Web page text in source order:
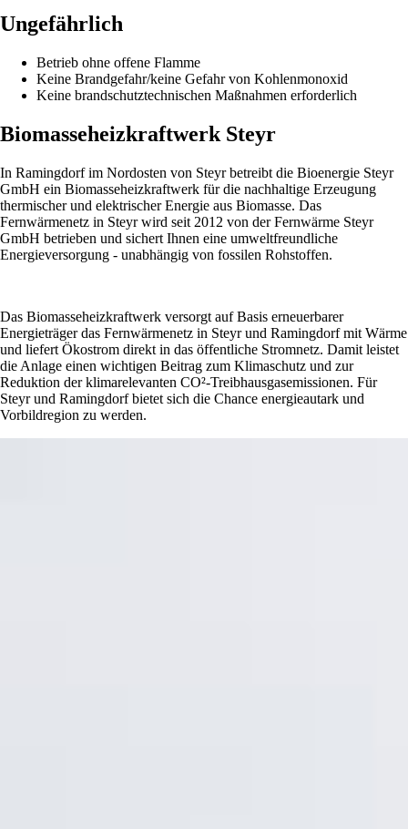
Ungefährlich
Betrieb ohne offene Flamme
Keine Brandgefahr/keine Gefahr von Kohlenmonoxid
Keine brandschutztechnischen Maßnahmen erforderlich
Biomasseheizkraftwerk Steyr
In Ramingdorf im Nordosten von Steyr betreibt die Bioenergie Steyr
GmbH ein Biomasseheizkraftwerk für die nachhaltige Erzeugung
thermischer und elektrischer Energie aus Biomasse. Das
Fernwärmenetz in Steyr wird seit 2012 von der Fernwärme Steyr
GmbH betrieben und sichert Ihnen eine umweltfreundliche
Energieversorgung - unabhängig von fossilen Rohstoffen.
Das Biomasseheizkraftwerk versorgt auf Basis erneuerbarer
Energieträger das Fernwärmenetz in Steyr und Ramingdorf mit Wärme
und liefert Ökostrom direkt in das öffentliche Stromnetz. Damit leistet
die Anlage einen wichtigen Beitrag zum Klimaschutz und zur
Reduktion der klimarelevanten CO²-Treibhausgasemissionen. Für
Steyr und Ramingdorf bietet sich die Chance energieautark und
Vorbildregion zu werden.